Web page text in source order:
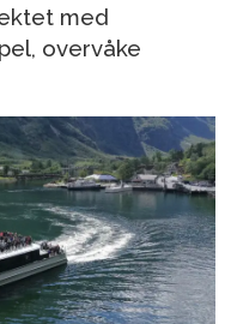
med
overvåke